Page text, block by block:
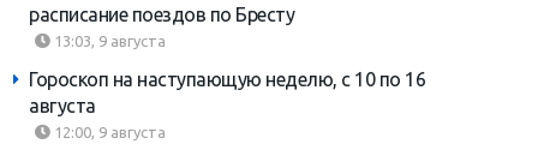
расписание поездов по Бресту
13:03, 9 августа
Гороскоп на наступающую неделю, с 10 по 16
августа
12:00, 9 августа